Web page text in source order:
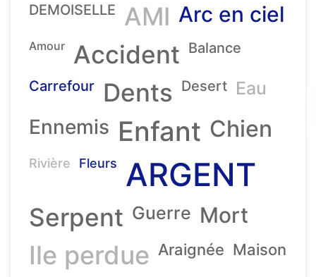
DEMOISELLE AMI Arc en ciel
Amour Accident Balance
Carrefour Dents Desert Eau
Ennemis Enfant Chien
Rivière Fleurs ARGENT
Serpent Guerre Mort
Ile perdue Araignée Maison